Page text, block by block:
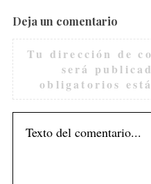
Deja un comentario
Tu dirección de
será
obligatorios
r
: